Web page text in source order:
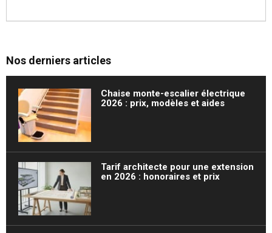
Nos derniers articles
Chaise monte-escalier électrique
2026 : prix, modèles et aides
Tarif architecte pour une extension
en 2026 : honoraires et prix